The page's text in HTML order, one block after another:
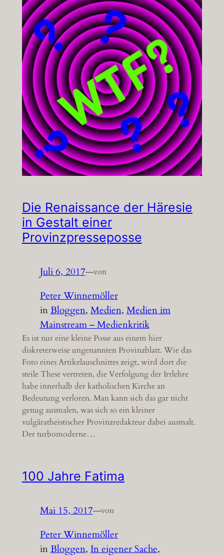
Die Renaissance der Häresie
in Gestalt einer
Provinzpresseposse
Juli 6, 2017—von
Peter Winnemöller
inBloggen, Medien, Medien im
Mainstream – Medienkritik
Es ist nur eine kleine Posse aus einem hier
diskreterweise ungenannten Provinzblatt. Wie das
Foto eines Artikelauschnittes zeigt, wird dort die
steile These vertreten, die Verfolgung der Irrlehre
habe innerhalb der katholischen Kirche an
Bedeutung verloren. Man kann sich das gar nicht
genug ausmalen, was sich so ein kleiner
vulgäratheistischer Provinzredakteur dabei ausmalt.
Der turbomoderne…
100 Jahre Fatima
Mai 15, 2017—von
Peter Winnemöller
inBloggen, In eigener Sache